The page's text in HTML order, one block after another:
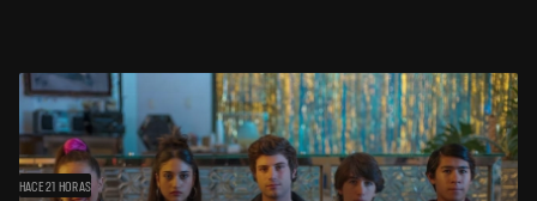
HACE 21 HORAS